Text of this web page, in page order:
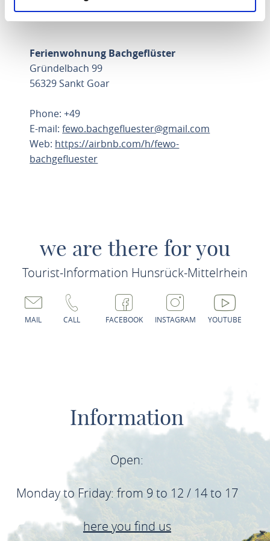
Ferienwohnung Bachgeflüster
Gründelbach 99
56329 Sankt Goar
Phone: +49
E-mail:fewo.bachgefluester@gmail.com
Web: https://airbnb.com/h/fewo-
bachgefluester
we are there for you
Tourist-Information Hunsrück-Mittelrhein
MAIL CALL FACEBOOK INSTAGRAM YOUTUBE
Information
Open:
Monday to Friday: from 9 to 12 / 14 to 17
here you find us